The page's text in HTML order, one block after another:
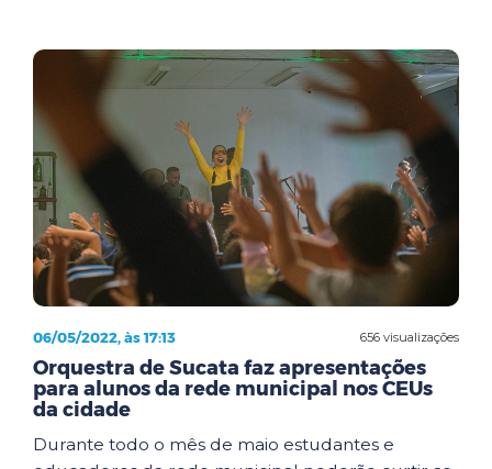
656 visualizações
06/05/2022, às 17:13
Orquestra de Sucata faz apresentações
para alunos da rede municipal nos CEUs
da cidade
Durante todo o mês de maio estudantes e